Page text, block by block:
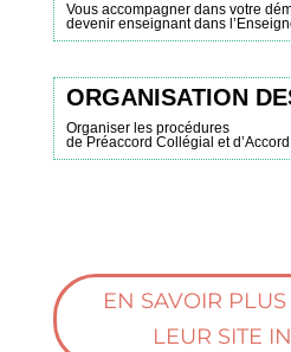
Vous accompagner dans votre
devenir enseignant dans
ORGANISATION
Organiser les procédures
de Préaccord Collégial et
EN SAVOIR
LEUR SITE